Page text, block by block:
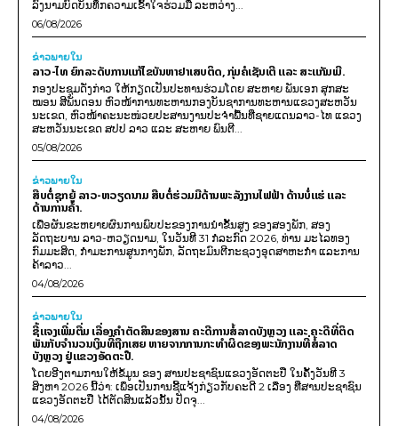
ລົງນາມບົດບັນທຶກຄວາມເຂົ້າໃຈຮ່ວມມື ລະຫວ່າງ...
06/08/2026
ຂ່າວພາຍ​ໃນ
ລາວ-ໄທ ຍົກລະດັບການແກ້ໄຂບັນຫາຢາເສບຕິດ, ກຸ່ມຄໍເຊັນເຕີ ແລະ ສະແກັມເມີ.
ກອງປະຊຸມດັ່ງກ່າວ ໃຫ້ກຽດເປັນປະທານຮ່ວມໂດຍ ສະຫາຍ ພັນເອກ ສຸກສະ
ໝອນ ສີພັນດອນ ຫົວໜ້າການທະຫານກອງບັນຊາການທະຫານແຂວງສະຫວັນ
ນະເຂດ, ຫົວໜ້າຄະນະໜ່ວຍປະສານງານປະຈຳພື້ນທີ່ຊາຍແດນລາວ-ໄທ ແຂວງ
ສະຫວັນນະເຂດ ສປປ ລາວ ແລະ ສະຫາຍ ພົນຕີ...
05/08/2026
ຂ່າວພາຍ​ໃນ
ສືບຕໍ່ຊຸກຍູ້ ລາວ-ຫວຽດນາມ ສືບຕໍ່ຮ່ວມມືດ້ານພະລັງງານໄຟຟ້າ ດ້ານບໍ່ແຮ່ ແລະ
ດ້ານການຄ້າ.
ເພື່ອຜັນຂະຫຍາຍຜົນການພົບປະຂອງການນຳຂັ້ນສູງ ຂອງສອງພັກ, ສອງ
ລັດຖະບານ ລາວ-ຫວຽດນາມ, ໃນວັນທີ 31 ກໍລະກົດ 2026, ທ່ານ ມະໄລທອງ
ກົມມະສິດ, ກຳມະການສູນກາງພັກ, ລັດຖະມົນຕີກະຊວງອຸດສາຫະກຳ ແລະການ
ຄ້າລາວ...
04/08/2026
ຂ່າວພາຍ​ໃນ
ຊີ້ແຈງເພີ່ມຕື່ມ ເລື່ອງຄໍາຕັດສິນຂອງສານ ຄະດີການສໍ້ລາດບັງຫຼວງ ແລະ ຄະດີທີ່ຕິດ
ພັນກັບຈຳນວນເງິນທີ່ຖືກເສຍ ຫາຍຈາກການກະທຳຜິດຂອງພະນັກງານທີ່ສໍ້ລາດ
ບັງຫຼວງ ຢູ່ແຂວງອັດຕະປື.
ໂດຍອີງຕາມການໃຫ້ຂໍ້ມູນ​ ຂອງ ສານປະຊາຊົນແຂວງອັດຕະປື ໃນຄັ້ງວັນທີ 3
ສິງຫາ 2026 ນີ້ວ່າ: ເພຶ່ອເປັນການຊີ້ແຈ້ງກ່ຽວກັບຄະດີ 2 ເລື່ອງ ທີ່ສານປະຊາຊົນ
ແຂວງອັດຕະປື ໄດ້ຕັດສິນແລ້ວນັ້ນ ປັດຈຸ...
04/08/2026